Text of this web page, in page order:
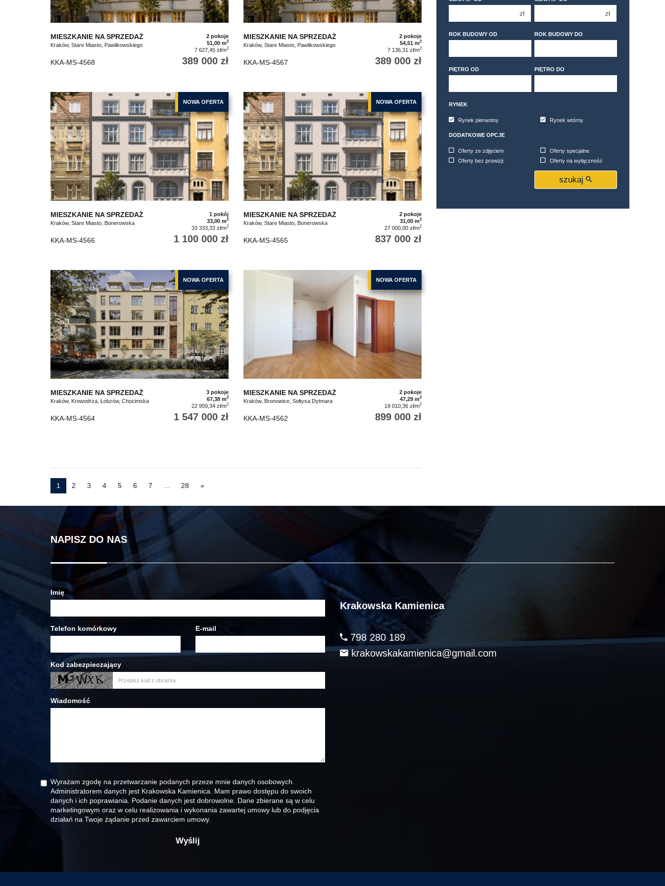
MIESZKANIE NA SPRZEDAŻ
Kraków, Stare Miasto, Pawlikowskiego
2 pokoje
51,00 m2
7 627,45 zł/m2
KKA-MS-4568 389 000 zł
MIESZKANIE NA SPRZEDAŻ
Kraków, Stare Miasto, Pawlikowskiego
2 pokoje
54,51 m2
7 136,31 zł/m2
KKA-MS-4567 389 000 zł
NOWA OFERTA
MIESZKANIE NA SPRZEDAŻ
Kraków, Stare Miasto, Bonerowska
1 pokój
33,00 m2
33 333,33 zł/m2
KKA-MS-4566 1 100 000 zł
NOWA OFERTA
MIESZKANIE NA SPRZEDAŻ
Kraków, Stare Miasto, Bonerowska
2 pokoje
31,00 m2
27 000,00 zł/m2
KKA-MS-4565 837 000 zł
NOWA OFERTA
MIESZKANIE NA SPRZEDAŻ
Kraków, Krowodrza, Łobzów, Chocimska
3 pokoje
67,38 m2
22 959,34 zł/m2
KKA-MS-4564 1 547 000 zł
NOWA OFERTA
MIESZKANIE NA SPRZEDAŻ
Kraków, Bronowice, Sołtysa Dytmara
2 pokoje
47,29 m2
19 010,36 zł/m2
KKA-MS-4562 899 000 zł
1 2 3 4 5 6 7 28 »
4 pokoje
6 pokoi
4 pokoje
6 pokoi
zł zł
ROK BUDOWY OD ROK BUDOWY DO
PIĘTRO OD PIĘTRO DO
RYNEK
Rynek pierwotny Rynek wtórny
DODATKOWE OPCJE
Oferty ze zdjęciem
Oferty specjalne
Oferty bez prowizji
Oferty na wyłączność
szukaj
NAPISZ DO NAS
Imię
Telefon komórkowy E-mail
Kod zabezpieczający
Wiadomość
Wyrażam zgodę na przetwarzanie podanych przeze mnie danych osobowych.
Administratorem danych jest Krakowska Kamienica. Mam prawo dostępu do swoich
danych i ich poprawiania. Podanie danych jest dobrowolne. Dane zbierane są w celu
marketingowym oraz w celu realizowania i wykonania zawartej umowy lub do podjęcia
działań na Twoje żądanie przed zawarciem umowy.
Krakowska Kamienica
798 280 189
krakowskakamienica@gmail.com